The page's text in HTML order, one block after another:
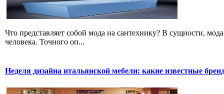
Что представляет собой мода на сантехнику? В сущности,
человека. Точного оп...
Неделя дизайна итальянской мебели: какие известные